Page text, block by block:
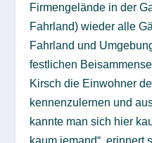
Firmengelände in der
Fahrland) wieder alle
Fahrland und
festlichen
Kirsch die Einwohner
kennenzulernen und
kannte man sich hier
kaum jemand“, erinnert